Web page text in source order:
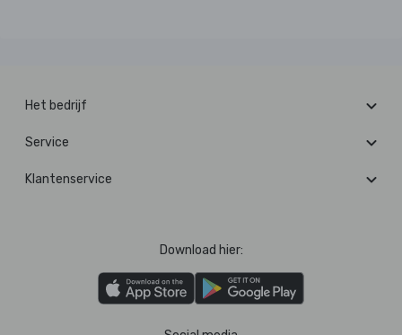
Het bedrijf
Service
Klantenservice
Download hier: